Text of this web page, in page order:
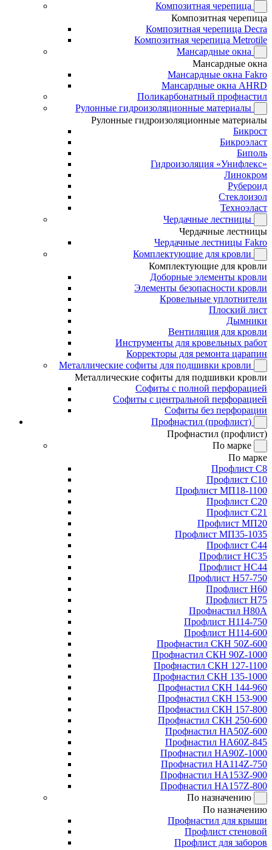
Композитная черепица
Композитная черепица
Композитная черепица Decra
Композитная черепица Metrotile
Мансардные окна
Мансардные окна
Мансардные окна Fakro
Мансардные окна AHRD
Поликарбонатный профнастил
Рулонные гидроизоляционные материалы
Рулонные гидроизоляционные материалы
Бикрост
Бикроэласт
Биполь
Гидроизоляция «Унифлекс»
Линокром
Рубероид
Стеклоизол
Техноэласт
Чердачные лестницы
Чердачные лестницы
Чердачные лестницы Fakro
Комплектующие для кровли
Комплектующие для кровли
Доборные элементы кровли
Элементы безопасности кровли
Кровельные уплотнители
Плоский лист
Дымники
Вентиляция для кровли
Инструменты для кровельных работ
Корректоры для ремонта царапин
Металлические софиты для подшивки кровли
Металлические софиты для подшивки кровли
Софиты с полной перфорацией
Софиты с центральной перфорацией
Софиты без перфорации
Профнастил (профлист)
Профнастил (профлист)
По марке
По марке
Профлист С8
Профлист С10
Профлист МП18-1100
Профлист С20
Профлист С21
Профлист МП20
Профлист МП35-1035
Профлист С44
Профлист НС35
Профлист НС44
Профлист Н57-750
Профлист Н60
Профлист Н75
Профнастил Н80А
Профлист Н114-750
Профлист Н114-600
Профнастил СКН 50Z-600
Профнастил СКН 90Z-1000
Профнастил СКН 127-1100
Профнастил СКН 135-1000
Профнастил СКН 144-960
Профнастил СКН 153-900
Профнастил СКН 157-800
Профнастил СКН 250-600
Профнастил НА50Z-600
Профнастил НА60Z-845
Профнастил НА90Z-1000
Профнастил НА114Z-750
Профнастил НА153Z-900
Профнастил НА157Z-800
По назначению
По назначению
Профнастил для крыши
Профлист стеновой
Профлист для заборов